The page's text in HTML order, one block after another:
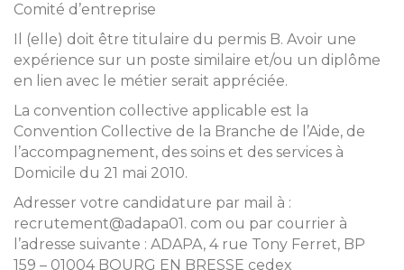
Comité d’entreprise
Il (elle) doit être titulaire du permis B. Avoir une
expérience sur un poste similaire et/ou un diplôme
en lien avec le métier serait appréciée.
La convention collective applicable est la
Convention Collective de la Branche de l’Aide, de
l’accompagnement, des soins et des services à
Domicile du 21 mai 2010.
Adresser votre candidature par mail à :
recrutement@adapa01. com ou par courrier à
l’adresse suivante : ADAPA, 4 rue Tony Ferret, BP
159 – 01004 BOURG EN BRESSE cedex